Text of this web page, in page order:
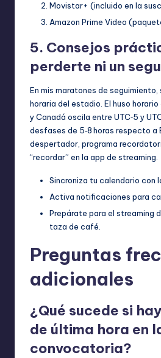
Movistar+ (incluido en la
Amazon Prime Video
5. Consejos
perderte ni un
En mis maratones de seguimiento,
horaria del estadio. El huso horario
y Canadá oscila entre UTC‑5 y
desfases de 5‑8 horas respecto a
despertador, programa
“recordar” en la app de streaming.
Sincroniza tu calendario con
Activa notificaciones para
Prepárate para el streaming
taza de café.
Preguntas
adicionales
¿Qué sucede si
de última hora en
convocatoria?